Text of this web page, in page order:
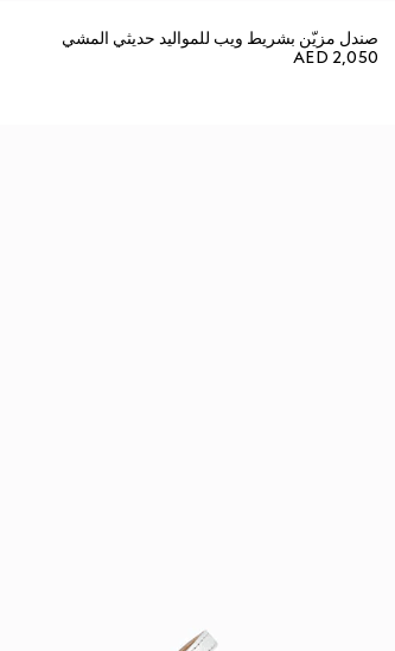
صندل مزيّن بشريط ويب للمواليد حديثي المشي
AED 2,050